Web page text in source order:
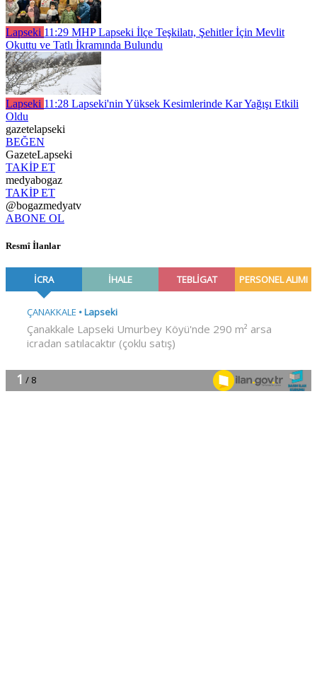
Lapseki 11:29 MHP Lapseki İlçe Teşkilatı, Şehitler İçin Mevlit
Okuttu ve Tatlı İkramında Bulundu
Lapseki 11:28 Lapseki'nin Yüksek Kesimlerinde Kar Yağışı Etkili
Oldu
gazetelapseki
BEĞEN
GazeteLapseki
TAKİP ET
medyabogaz
TAKİP ET
@bogazmedyatv
ABONE OL
Resmî İlanlar